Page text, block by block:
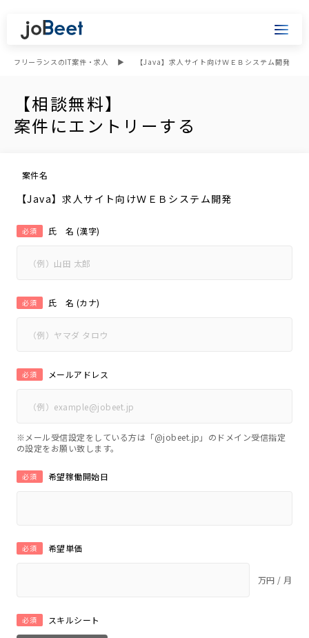
フリーランスのIT案件・求人 【Java】求人サイト向けＷＥＢシステム開発
【相談無料】
案件にエントリーする
案件名
【Java】求人サイト向けＷＥＢシステム開発
氏 名 (漢字)
必須
氏 名 (カナ)
必須
メールアドレス
必須
※メール受信設定をしている方は「@jobeet.jp」のドメイン受信指定
の設定をお願い致します。
希望稼働開始日
必須
希望単価
必須
万円 / 月
スキルシート
必須